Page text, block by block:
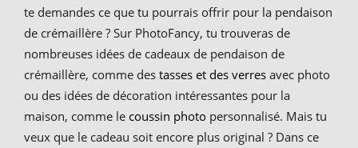
te demandes ce que tu pourrais offrir pour la pendaison
de crémaillère ? Sur PhotoFancy, tu trouveras de
nombreuses idées de cadeaux de pendaison de
crémaillère, comme des tasses et des verres avec photo
ou des idées de décoration intéressantes pour la
maison, comme le coussin photo personnalisé. Mais tu
veux que le cadeau soit encore plus original ? Dans ce